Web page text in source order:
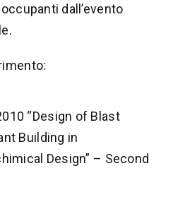
dall’evento
“Design of Blast
Building in
Design” – Second